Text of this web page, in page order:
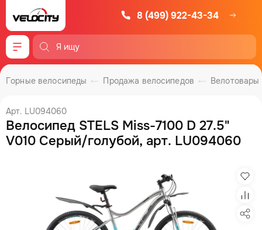
8 (499) 922-43-34
Меню
Велотовары
Продажа велосипедов
Горные велосипеды
Арт. LU094060
Велосипед STELS Miss-7100 D 27.5"
V010 Серый/голубой, арт. LU094060